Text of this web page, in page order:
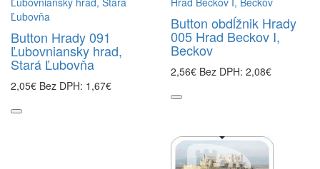
Button Hrady 091
Ľubovniansky hrad,
Stará Ľubovňa
2,05€ Bez DPH: 1,67€
Button obdĺžnik Hrady
005 Hrad Beckov I,
Beckov
2,56€ Bez DPH: 2,08€